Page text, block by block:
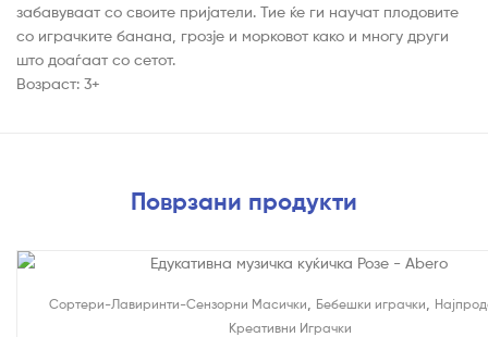
забавуваат со своите пријатели. Тие ќе ги научат плодовите
со играчките банана, грозје и морковот како и многу други
што доаѓаат со сетот.
Возраст: 3+
Поврзани продукти
Сортери-Лавиринти-Сензорни Масички Бебешки играчки
Креативни Играчки